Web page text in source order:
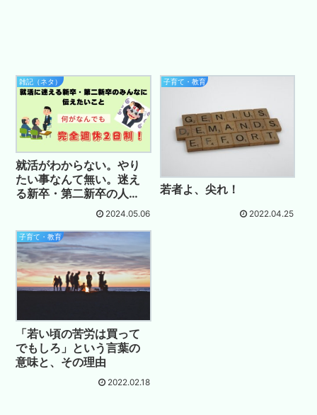
雑記（ネタ）
就活がわからない。やり
たい事なんて無い。迷え
る新卒・第二新卒の人
2024.05.06
子育て・教育
若者よ、尖れ！
2022.04.25
子育て・教育
「若い頃の苦労は買って
でもしろ」という言葉の
意味と、その理由
2022.02.18